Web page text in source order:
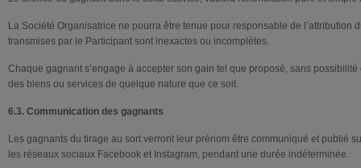
La Société Organisatrice ne pourra être tenue pour responsable de l’attribution
transmises par le Participant sont inexactes ou incomplètes.
Chaque gagnant s’engage à accepter son gain tel que proposé, sans possibilité
des biens ou services de quelque nature que ce soit.
6.3. Communication des gagnants
Les gagnants du tirage au sort verront leur prénom être communiqué et publié
les réseaux sociaux Facebook et Instagram, pendant une durée indéterminée.